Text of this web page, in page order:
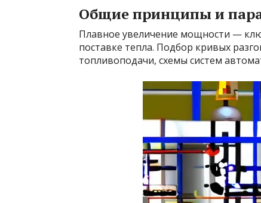
Общие принципы и
Плавное увеличение мощности —
поставке тепла. Подбор кривых
топливоподачи, схемы систем